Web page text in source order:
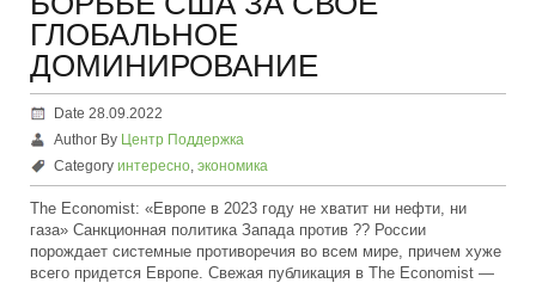
ГЛОБАЛЬНОЕ
ДОМИНИРОВАНИЕ
Date 28.09.2022
Author By Центр Поддержка
Category интересно, экономика
The Economist: «Европе в 2023 году не хватит ни нефти, ни
газа» Санкционная политика Запада против ?? России
порождает системные противоречия во всем мире, причем хуже
всего придется Европе. Свежая публикация в The Economist —